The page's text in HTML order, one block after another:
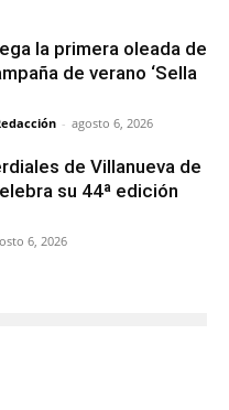
la primera oleada de
de verano ‘Sella
- agosto 6, 2026
de Villanueva de
su 44ª edición
6, 2026